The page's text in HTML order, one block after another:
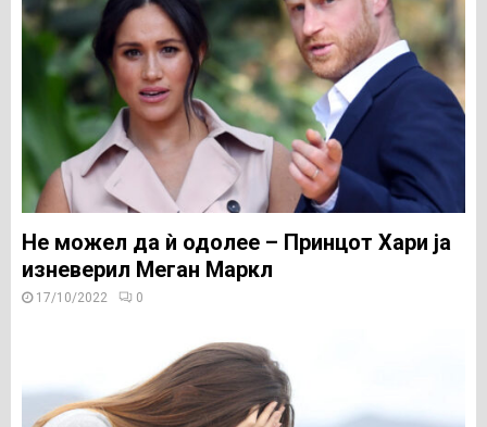
Не можел да ѝ одолее – Принцот Хари ја
изневерил Меган Маркл
17/10/2022 0